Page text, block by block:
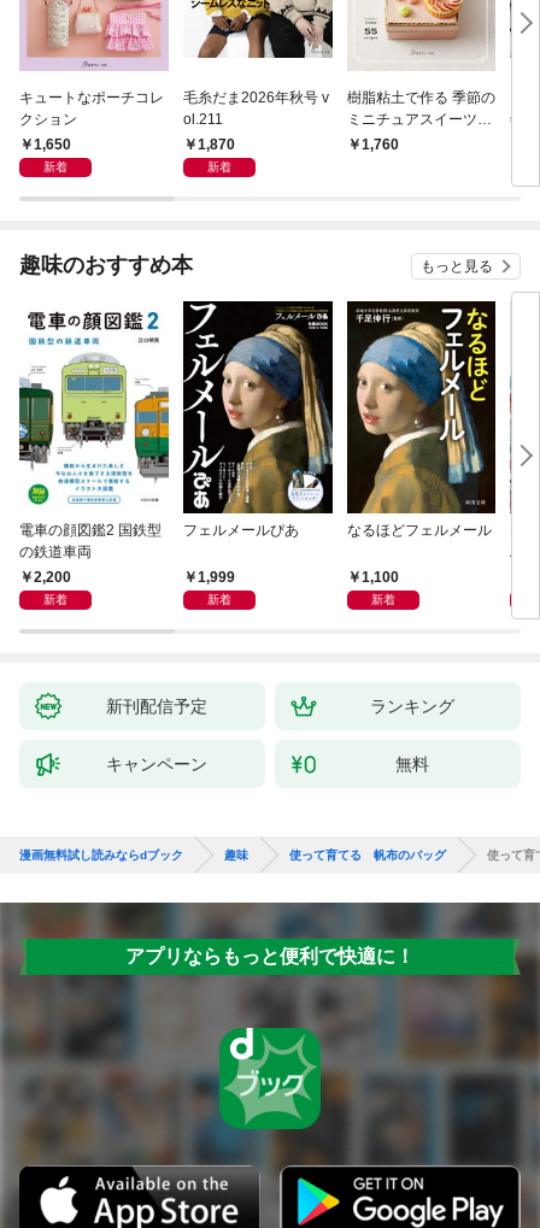
キュートなポーチコレ
クション
1,650
新着
毛糸だま2026年秋号 v
ol.211
1,870
新着
樹脂粘土で作る 季節の
ミニチュアスイーツ・
アラカルト
1,760
年7
趣味のおすすめ本 もっと見る
電車の顔図鑑2 国鉄型
の鉄道車両
2,200
新着
フェルメールぴあ
1,999
新着
なるほどフェルメール
1,100
新着
ハ
新刊配信予定 ランキング
キャンペーン 無料
漫画無料試し読みならdブック 趣味 使って育てる 帆布のバッグ 使って
アプリならもっと便利で快適に！